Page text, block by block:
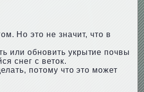
Но это не значит, что в
или обновить укрытие почвы
снег с веток.
потому что это может